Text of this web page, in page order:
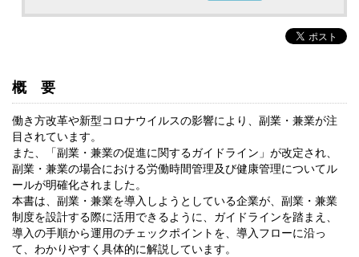
概要
働き方改革や新型コロナウイルスの影響により、副業・兼業が注
目されています。
また、「副業・兼業の促進に関するガイドライン」が改定され、
副業・兼業の場合における労働時間管理及び健康管理についてル
ールが明確化されました。
本書は、副業・兼業を導入しようとしている企業が、副業・兼業
制度を設計する際に活用できるように、ガイドラインを踏まえ、
導入の手順から運用のチェックポイントを、導入フローに沿っ
て、わかりやすく具体的に解説しています。